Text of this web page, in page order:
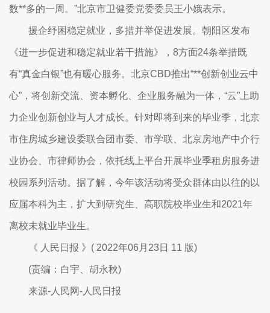
数**多的一周。”北京市卫健委党委委员王小娥表示。
援企纾困稳定就业，多措并举促进发展。朝阳区发布
《进一步促进和稳定就业若干措施》，8方面24条举措既
有“真金白银”也有暖心服务。北京CBD推出“**创新创业云中
心”，将创新交流、资本孵化、企业服务融为一体，“云”上助
力企业创新创业与人才成长。针对即将到来的毕业季，北京
市住房城乡建设委联合团市委、市学联、北京房地产中介行
业协会、市律师协会，依托线上平台开展毕业季租房服务进
校园系列活动。据了解，今年该活动将受众群体由以往的以
应届本科为主，扩大到研究生、高职院校毕业生和2021年
离校未就业毕业生。
《 人民日报 》( 2022年06月23日 11 版)
(责编：白宇、胡永秋)
来源-人民网-人民日报